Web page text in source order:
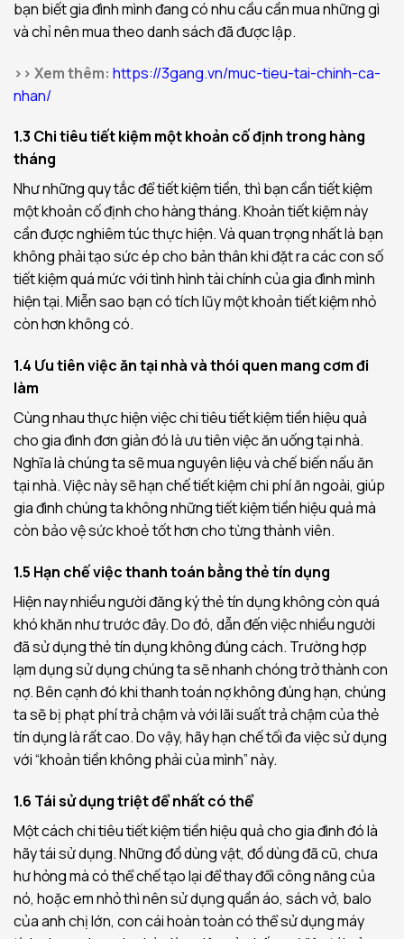
bạn biết gia đình mình đang có nhu cầu cần mua những gì
và chỉ nên mua theo danh sách đã được lập.
>> Xem thêm: https://3gang.vn/muc-tieu-tai-chinh-ca-
nhan/
1.3 Chi tiêu tiết kiệm một khoản cố định trong hàng
tháng
Như những quy tắc để tiết kiệm tiền, thì bạn cần tiết kiệm
một khoản cố định cho hàng tháng. Khoản tiết kiệm này
cần được nghiêm túc thực hiện. Và quan trọng nhất là bạn
không phải tạo sức ép cho bản thân khi đặt ra các con số
tiết kiệm quá mức với tình hình tài chính của gia đình mình
hiện tại. Miễn sao bạn có tích lũy một khoản tiết kiệm nhỏ
còn hơn không có.
1.4 Ưu tiên việc ăn tại nhà và thói quen mang cơm đi
làm
Cùng nhau thực hiện việc chi tiêu tiết kiệm tiền hiệu quả
cho gia đình đơn giản đó là ưu tiên việc ăn uống tại nhà.
Nghĩa là chúng ta sẽ mua nguyên liệu và chế biến nấu ăn
tại nhà. Việc này sẽ hạn chế tiết kiệm chi phí ăn ngoài, giúp
gia đình chúng ta không những tiết kiệm tiền hiệu quả mà
còn bảo vệ sức khoẻ tốt hơn cho từng thành viên.
1.5 Hạn chế việc thanh toán bằng thẻ tín dụng
Hiện nay nhiều người đăng ký thẻ tín dụng không còn quá
khó khăn như trước đây. Do đó, dẫn đến việc nhiều người
đã sử dụng thẻ tín dụng không đúng cách. Trường hợp
lạm dụng sử dụng chúng ta sẽ nhanh chóng trở thành con
nợ. Bên cạnh đó khi thanh toán nợ không đúng hạn, chúng
ta sẽ bị phạt phí trả chậm và với lãi suất trả chậm của thẻ
tín dụng là rất cao. Do vậy, hãy hạn chế tối đa việc sử dụng
với “khoản tiền không phải của mình” này.
1.6 Tái sử dụng triệt để nhất có thể
Một cách chi tiêu tiết kiệm tiền hiệu quả cho gia đình đó là
hãy tái sử dụng. Những đồ dùng vật, đồ dùng đã cũ, chưa
hư hỏng mà có thể chế tạo lại để thay đổi công năng của
nó, hoặc em nhỏ thì nên sử dụng quần áo, sách vở, balo
của anh chị lớn, con cái hoàn toàn có thể sử dụng máy